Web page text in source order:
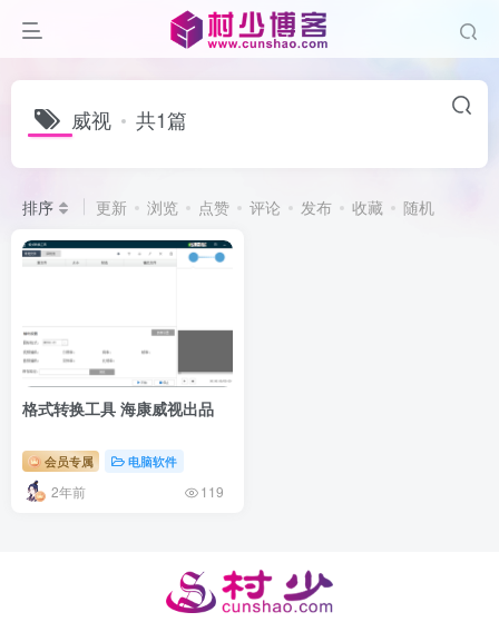
威视 共1篇
排序 更新 浏览 点赞 评论 发布 收藏 随机
格式转换工具 海康威视出品
会员专属 电脑软件
2年前 119